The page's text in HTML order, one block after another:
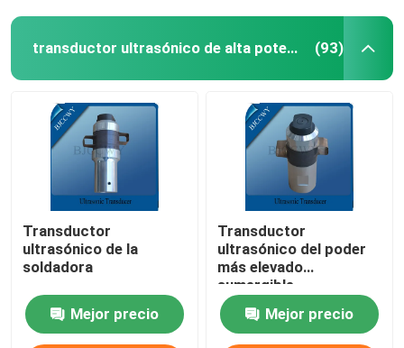
transductor ultrasónico de alta potencia (93)
Transductor
ultrasónico de la
soldadora
Mejor precio
Transductor
ultrasónico del poder
más elevado
sumergible
Mejor precio